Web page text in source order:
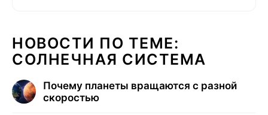
НОВОСТИ ПО ТЕМЕ:
СОЛНЕЧНАЯ СИСТЕМА
Почему планеты вращаются с разной
скоростью